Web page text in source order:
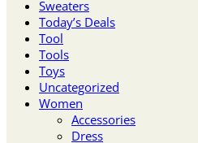
Sweaters
Today’s Deals
Tool
Tools
Toys
Uncategorized
Women
Accessories
Dress